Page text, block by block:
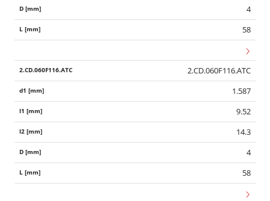
4
58
2.CD.060F116.ATC
1.587
9.52
14.3
4
58